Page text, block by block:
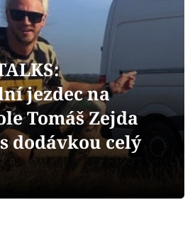
jezdec na
Tomáš Zejda
dodávkou celý